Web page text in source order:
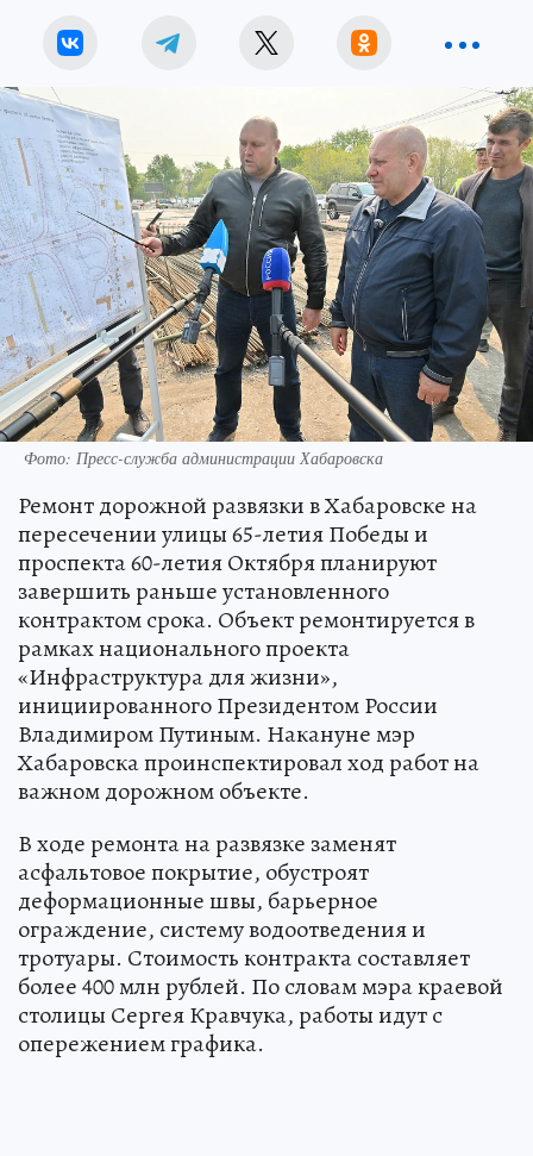
Фото: Пресс-служба администрации Хабаровска
Ремонт дорожной развязки в Хабаровске на
пересечении улицы 65-летия Победы и
проспекта 60-летия Октября планируют
завершить раньше установленного
контрактом срока. Объект ремонтируется в
рамках национального проекта
«Инфраструктура для жизни»,
инициированного Президентом России
Владимиром Путиным. Накануне мэр
Хабаровска проинспектировал ход работ на
важном дорожном объекте.
В ходе ремонта на развязке заменят
асфальтовое покрытие, обустроят
деформационные швы, барьерное
ограждение, систему водоотведения и
тротуары. Стоимость контракта составляет
более 400 млн рублей. По словам мэра краевой
столицы Сергея Кравчука, работы идут с
опережением графика.